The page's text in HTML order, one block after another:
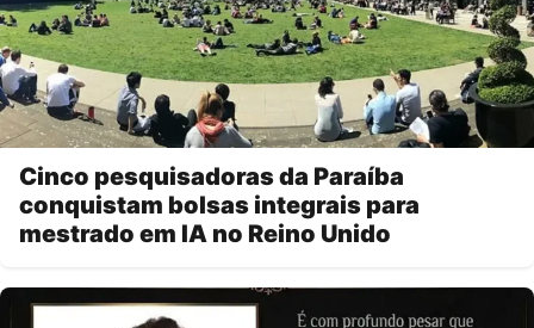
Cinco pesquisadoras da Paraíba
conquistam bolsas integrais para
mestrado em IA no Reino Unido